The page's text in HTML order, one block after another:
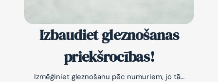
Izbaudiet gleznošanas
priekšrocības!
Izmēģiniet gleznošanu pēc numuriem, jo tā…